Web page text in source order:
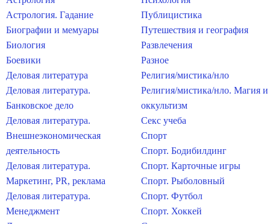
Астрология. Гадание
Биографии и мемуары
Биология
Боевики
Деловая литература
Деловая литература.
Банковское дело
Деловая литература.
Внешнеэкономическая
деятельность
Деловая литература.
Маркетинг, PR, реклама
Деловая литература.
Менеджмент
Публицистика
Путешествия и география
Развлечения
Разное
Религия/мистика/нло
Религия/мистика/нло. Магия и
оккультизм
Секс учеба
Спорт
Спорт. Бодибилдинг
Спорт. Карточные игры
Спорт. Рыболовный
Спорт. Футбол
Спорт. Хоккей